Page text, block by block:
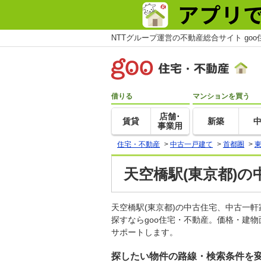
NTTグループ運営の不動産総合サイト goo
借りる
賃貸
店舗･
事業用
マンションを買う
新築
住宅・不動産 > 中古一戸建て > 首都圏 >
天空橋駅(東京都)の
天空橋駅(東京都)の中古住宅、中古一
探すならgoo住宅・不動産。価格・建
サポートします。
探したい物件の路線・検索条件を